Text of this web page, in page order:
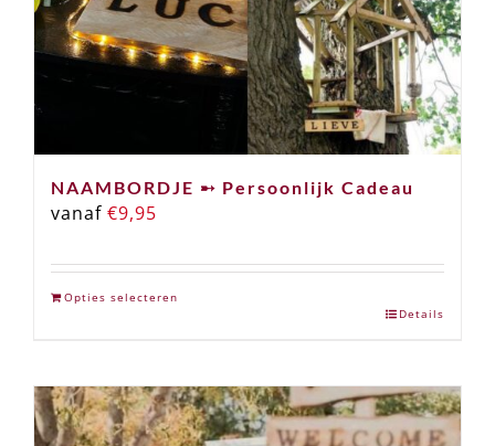
NAAMBORDJE ➸ Persoonlijk Cadeau
vanaf €9,95
Opties selecteren
Details